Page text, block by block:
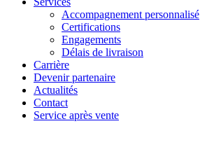
Accompagnement personnalisé
Certifications
Engagements
Délais de livraison
Carrière
Devenir partenaire
Actualités
Contact
Service après vente